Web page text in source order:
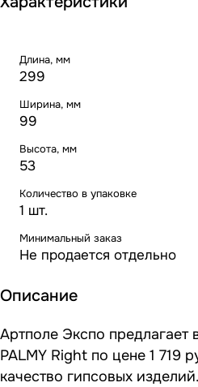
Длина, мм
299
Ширина, мм
99
Высота, мм
53
Количество в упаковке
1 шт.
Минимальный заказ
Не продается отдельно
Описание
Артполе Экспо предлагает
PALMY Right по цене 1 719
качество гипсовых